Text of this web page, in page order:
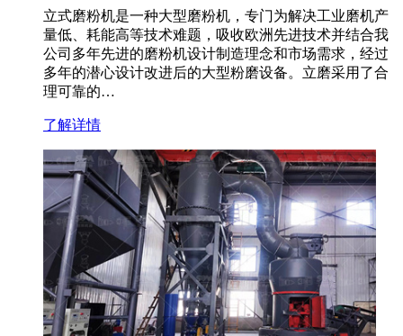
立式磨粉机是一种大型磨粉机，专门为解决工业磨机产
量低、耗能高等技术难题，吸收欧洲先进技术并结合我
公司多年先进的磨粉机设计制造理念和市场需求，经过
多年的潜心设计改进后的大型粉磨设备。立磨采用了合
理可靠的…
了解详情